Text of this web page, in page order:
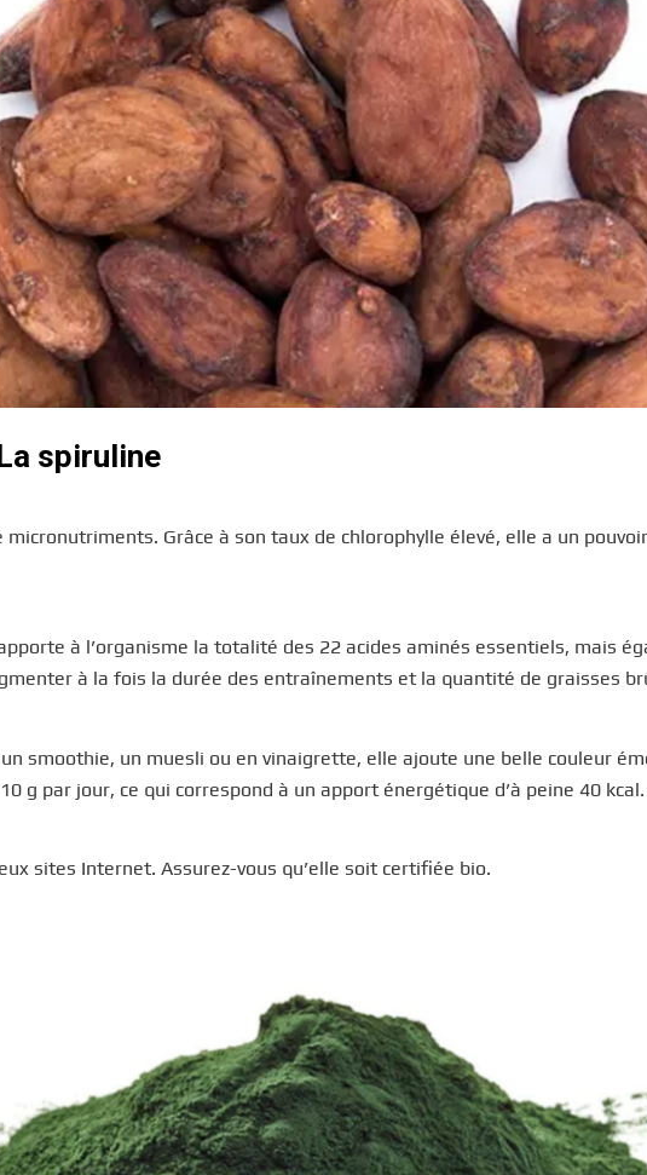
spiruline
Grâce à son taux de chlorophylle élevé, elle a un
à l’organisme la totalité des 22 acides aminés essentiels, mais
à la fois la durée des entraînements et la quantité de graisses
smoothie, un muesli ou en vinaigrette, elle ajoute une belle couleur
g par jour, ce qui correspond à un apport énergétique d’à peine 40 kcal.
sites Internet. Assurez-vous qu’elle soit certifiée bio.